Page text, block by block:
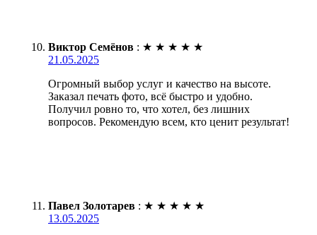
Виктор Семёнов : ★ ★ ★ ★ ★
21.05.2025
Огромный выбор услуг и качество на высоте.
Заказал печать фото, всё быстро и удобно.
Получил ровно то, что хотел, без лишних
вопросов. Рекомендую всем, кто ценит результат!
Павел Золотарев : ★ ★ ★ ★ ★
13.05.2025